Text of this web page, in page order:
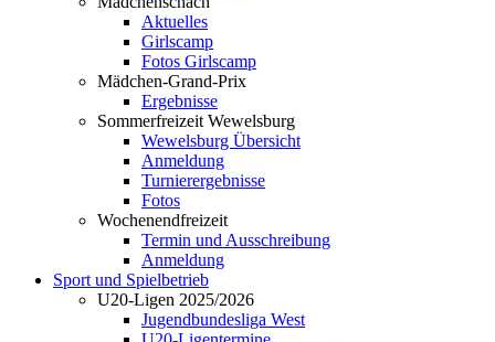
Aktuelles
Girlscamp
Fotos Girlscamp
Mädchen-Grand-Prix
Ergebnisse
Sommerfreizeit Wewelsburg
Wewelsburg Übersicht
Anmeldung
Turnierergebnisse
Fotos
Wochenendfreizeit
Termin und Ausschreibung
Anmeldung
Sport und Spielbetrieb
U20-Ligen 2025/2026
Jugendbundesliga West